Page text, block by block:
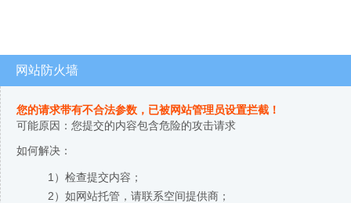
网站防火墙
您的请求带有不合法参数，已被网站管理员设置拦截！
可能原因：您提交的内容包含危险的攻击请求
如何解决：
1）检查提交内容；
2）如网站托管，请联系空间提供商；